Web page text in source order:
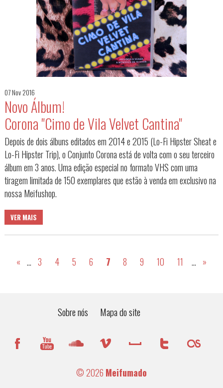
07 Nov 2016
Novo Álbum!
Corona "Cimo de Vila Velvet Cantina"
Depois de dois álbuns editados em 2014 e 2015 (Lo-Fi Hipster Sheat e
Lo-Fi Hipster Trip), o Conjunto Corona está de volta com o seu terceiro
álbum em 3 anos. Uma edição especial no formato VHS com uma
tiragem limitada de 150 exemplares que estão à venda em exclusivo na
nossa Meifushop.
VER MAIS
« ... 3 4 5 6 7 8 9 10 11 ... »
Sobre nós Mapa do site
© 2026 Meifumado